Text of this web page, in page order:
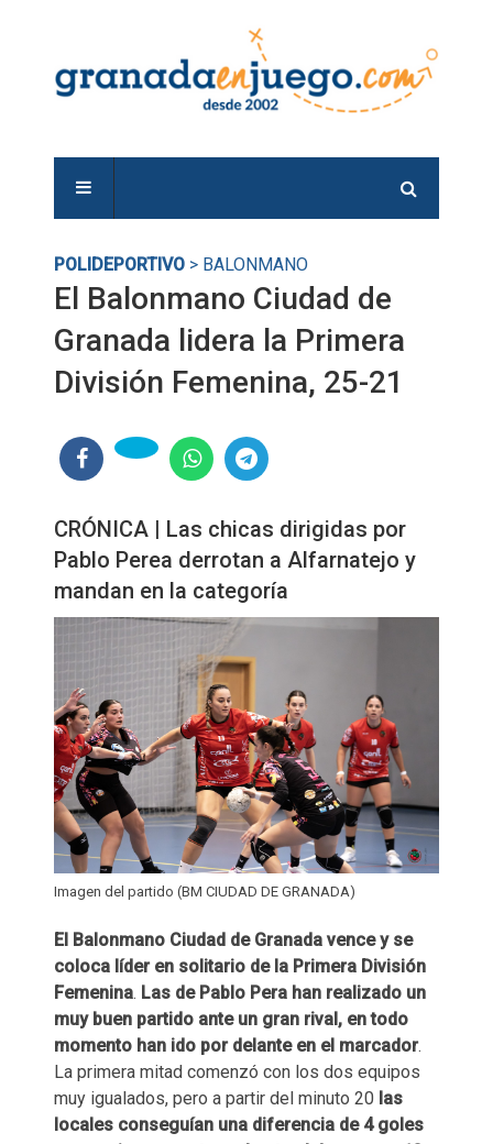
POLIDEPORTIVO > BALONMANO
El Balonmano Ciudad de
Granada lidera la Primera
División Femenina, 25-21
CRÓNICA | Las chicas dirigidas por
Pablo Perea derrotan a Alfarnatejo y
mandan en la categoría
Imagen del partido (BM CIUDAD DE GRANADA)
El Balonmano Ciudad de Granada vence y se
coloca líder en solitario de la Primera División
Femenina. Las de Pablo Pera han realizado un
muy buen partido ante un gran rival, en todo
momento han ido por delante en el marcador.
La primera mitad comenzó con los dos equipos
muy igualados, pero a partir del minuto 20 las
locales conseguían una diferencia de 4 goles